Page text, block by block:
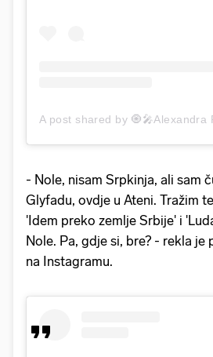
- Nole, nisam Srpkinja, ali sam
Glyfadu, ovdje u Ateni. Tražim
'Idem preko zemlje Srbije' i
Nole. Pa, gdje si, bre? - rekla je
na Instagramu.